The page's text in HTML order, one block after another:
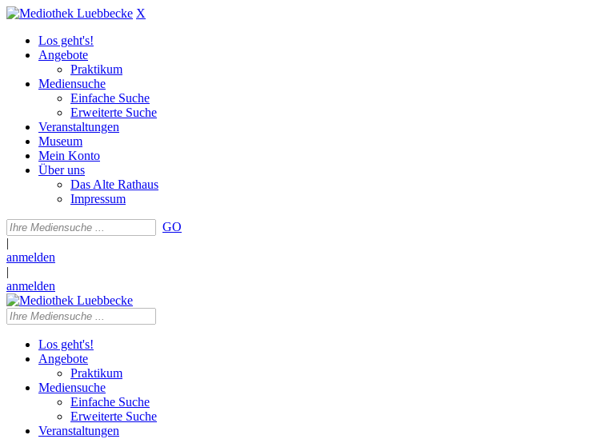
X
Los geht's!
Angebote
Praktikum
Mediensuche
Einfache Suche
Erweiterte Suche
Veranstaltungen
Museum
Mein Konto
Über uns
Das Alte Rathaus
Impressum
GO
|
anmelden
|
anmelden
Los geht's!
Angebote
Praktikum
Mediensuche
Einfache Suche
Erweiterte Suche
Veranstaltungen